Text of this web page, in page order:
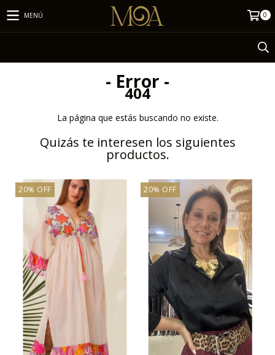
MENÚ 0
- Error -
404
La página que estás buscando no existe.
Quizás te interesen los siguientes
productos.
20% OFF 20% OFF